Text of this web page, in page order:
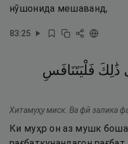
нӯшонида мешаванд,
83:25
ذَٰلِكَ فَلْيَتَنَافَسِ
Хитамуҳу миск. Ва фӣ залика
Ки муҳр он аз мушк